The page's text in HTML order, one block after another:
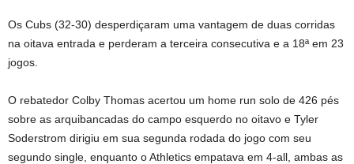
Os Cubs (32-30) desperdiçaram uma vantagem de duas corridas
na oitava entrada e perderam a terceira consecutiva e a 18ª em 23
jogos.
O rebatedor Colby Thomas acertou um home run solo de 426 pés
sobre as arquibancadas do campo esquerdo no oitavo e Tyler
Soderstrom dirigiu em sua segunda rodada do jogo com seu
segundo single, enquanto o Athletics empatava em 4-all, ambas as